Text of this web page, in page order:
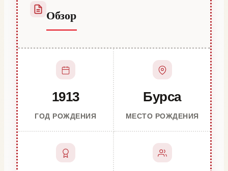
Обзор
1913
ГОД РОЖДЕНИЯ
Бурса
МЕСТО РОЖДЕНИЯ